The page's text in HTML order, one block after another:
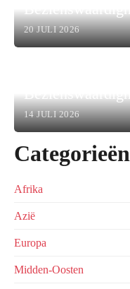
20 JULI 2026
14 JULI 2026
Categorieën
Afrika
Azië
Europa
Midden-Oosten